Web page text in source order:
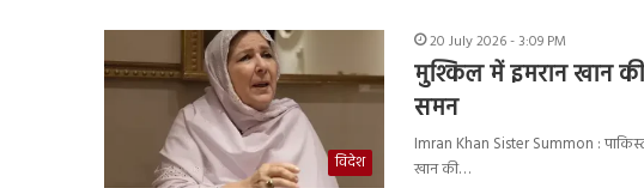
विदेश
20 July 2026 - 3:09 PM
मुश्किल में इमरान खान
समन
Imran Khan Sister Summon :
खान की…